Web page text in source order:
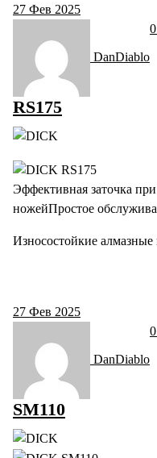
27 Фев 2025
DanDiablo
RS175
Эффективная заточка
ножейПростое
Износостойкие
27 Фев 2025
DanDiablo
SM110